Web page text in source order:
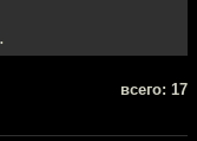
всего: 17